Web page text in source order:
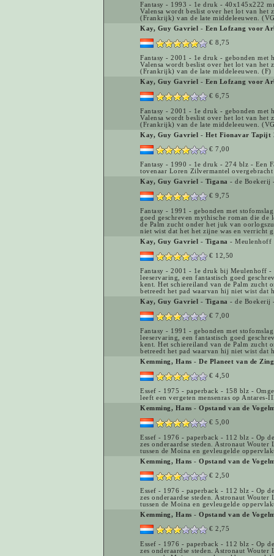
Fantasy - 1993 - 1e druk - 40x145x222
Valensa wordt beslist over het lot van het
(Frankrijk) van de late middeleeuwen.
Kay, Guy Gavriel - Een Lofzang voor
€ 8,75
Fantasy - 2001 - 1e druk - gebonden met
Valensa wordt beslist over het lot van het
(Frankrijk) van de late middeleeuwen. (F)
Kay, Guy Gavriel - Een Lofzang voor
€ 6,75
Fantasy - 2001 - 1e druk - gebonden met
Valensa wordt beslist over het lot van het
(Frankrijk) van de late middeleeuwen.
Kay, Guy Gavriel - Het Fionavar Tapijt
€ 7,00
Fantasy - 1990 - 1e druk - 274 blz - Een
tovenaar Loren Zilvermantel
Kay, Guy Gavriel - Tigana - de Boekerij
€ 9,75
Fantasy - 1991 - gebonden met
goed geschreven mythische roman die
de Palm zucht onder het juk van
niet wist dat het het zijne was en verricht
Kay, Guy Gavriel - Tigana - Meulenhoff
€ 12,50
Fantasy - 2001 - 1e druk bij Meulenhoff
leeservaring, een fantastisch goed
kent. Het schiereiland van de Palm zucht
betreedt het pad waarvan hij niet wist dat
Kay, Guy Gavriel - Tigana - de Boekerij
€ 7,00
Fantasy - 1991 - gebonden met
leeservaring, een fantastisch goed
kent. Het schiereiland van de Palm zucht
betreedt het pad waarvan hij niet wist dat
Kemming, Hans - De Planeet van de
€ 4,50
Essef - 1975 - paperback - 158 blz -
leeft een vergeten mensenras op Antares-
Kemming, Hans - Opstand van de
€ 5,00
Essef - 1976 - paperback - 112 blz - Op
zes onderaardse steden. Astronaut
tussen de Moina en gevleugelde
Kemming, Hans - Opstand van de
€ 2,50
Essef - 1976 - paperback - 112 blz - Op
zes onderaardse steden. Astronaut
tussen de Moina en gevleugelde
Kemming, Hans - Opstand van de
€ 2,75
Essef - 1976 - paperback - 112 blz - Op
zes onderaardse steden. Astronaut